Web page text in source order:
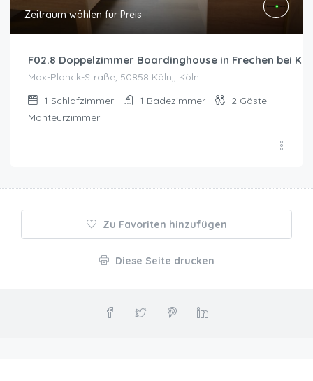
Zeitraum wählen für Preis
F02.8 Doppelzimmer Boardinghouse in Frechen bei
Max-Planck-Straße, 50858 Köln,, Köln
1 Schlafzimmer 1 Badezimmer 2 Gäste
Monteurzimmer
Zu Favoriten hinzufügen
Diese Seite drucken